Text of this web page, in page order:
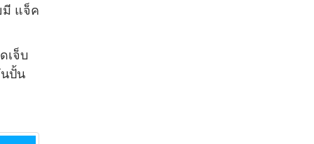
มี แจ็ค
เจ็บ
ปั้น